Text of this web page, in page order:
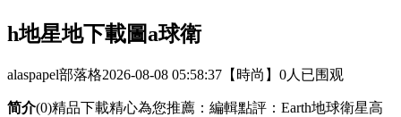
h地星地下載圖a球衛
alaspapel部落格2026-08-08 05:58:37 【時尚】 0人已围观
简介(0)精品下載精心為您推薦：編輯點評：Earth地球衛星高